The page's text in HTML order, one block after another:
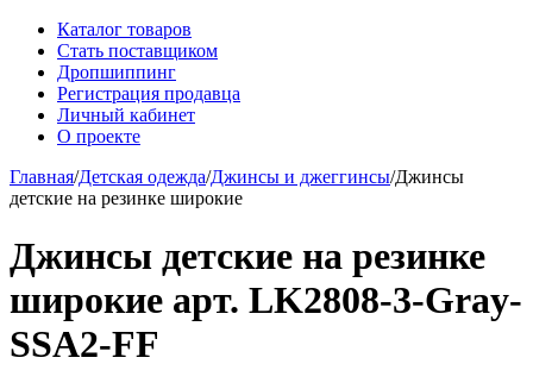
Каталог товаров
Стать поставщиком
Дропшиппинг
Регистрация продавца
Личный кабинет
О проекте
Главная/Детская одежда/Джинсы и джеггинсы/Джинсы
детские на резинке широкие
Джинсы детские на резинке
широкие арт. LK2808-3-Gray-
SSA2-FF